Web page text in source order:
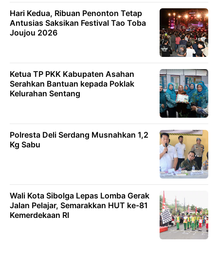
Hari Kedua, Ribuan Penonton Tetap
Antusias Saksikan Festival Tao Toba
Joujou 2026
Ketua TP PKK Kabupaten Asahan
Serahkan Bantuan kepada Poklak
Kelurahan Sentang
Polresta Deli Serdang Musnahkan 1,2
Kg Sabu
Wali Kota Sibolga Lepas Lomba Gerak
Jalan Pelajar, Semarakkan HUT ke-81
Kemerdekaan RI